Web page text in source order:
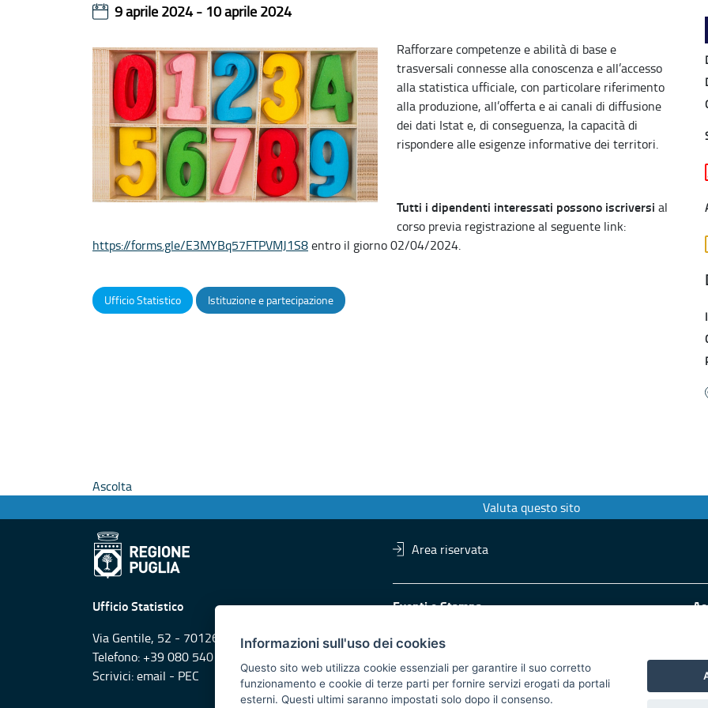
9 aprile 2024 - 10 aprile 2024
Rafforzare competenze e abilità di base e
trasversali connesse alla conoscenza e all’accesso
alla statistica ufficiale, con particolare riferimento
alla produzione, all’offerta e ai canali di diffusione
dei dati Istat e, di conseguenza, la capacità di
rispondere alle esigenze informative dei territori.
Tutti i dipendenti interessati possono iscriversi al
corso previa registrazione al seguente link:
https://forms.gle/E3MYBq57FTPVMJ1S8entro il giorno 02/04/2024.
Ufficio Statistico Istituzione e partecipazione
Ascolta
Valuta questo sito
Area riservata
Ufficio Statistico
Via Gentile, 52 - 70126 Bari
Telefono: +39 080 540 4290
Scrivici:email - PEC
Eventi e Stampa
Press Regione
Redazione
Informazioni sull'uso dei cookies
Questo sito web utilizza cookie essenziali per garantire il suo corretto
funzionamento e cookie di terze parti per fornire servizi erogati da portali
esterni. Questi ultimi saranno impostati solo dopo il consenso.